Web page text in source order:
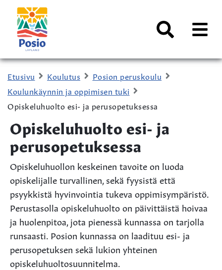
Siirry sisältöön
Kaupungin
logo
AVAA
Etusivu Koulutus
Posion peruskoulu
Koulunkäynnin ja oppimisen tuki
Opiskeluhuolto esi- ja perusopetuksessa
Opiskeluhuolto esi- ja
perusopetuksessa
Opiskeluhuollon keskeinen tavoite on luoda
opiskelijalle turvallinen, sekä fyysistä että
psyykkistä hyvinvointia tukeva oppimisympäristö.
Perustasolla opiskeluhuolto on päivittäistä hoivaa
ja huolenpitoa, jota pienessä kunnassa on tarjolla
runsaasti. Posion kunnassa on laadituu esi- ja
perusopetuksen sekä lukion yhteinen
opiskeluhuoltosuunnitelma.